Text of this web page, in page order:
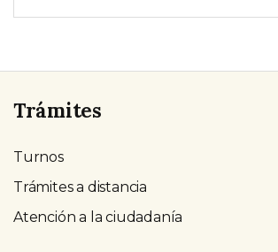
Trámites
Turnos
Trámites a distancia
Atención a la ciudadanía